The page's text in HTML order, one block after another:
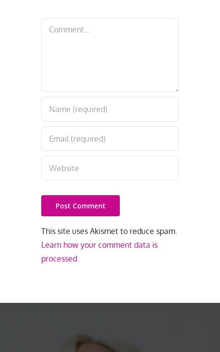
Comment
This site uses Akismet to reduce spam.
Learn how your comment data is
processed.